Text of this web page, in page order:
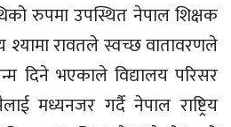
रुपमा उपस्थित नेपाल शिक्षक
श्यामा रावतले स्वच्छ वातावरणले
दिने भएकाले विद्यालय परिसर
मध्यनजर गर्दै नेपाल राष्ट्रिय